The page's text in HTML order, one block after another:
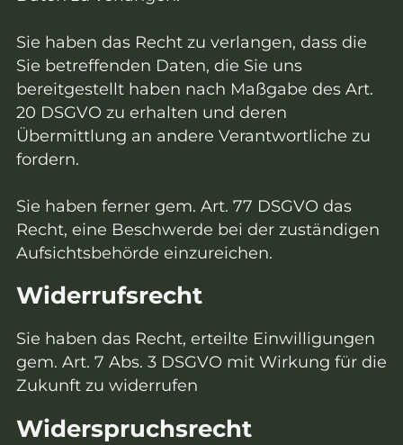
Sie haben das Recht zu verlangen, dass die
Sie betreffenden Daten, die Sie uns
bereitgestellt haben nach Maßgabe des Art.
20 DSGVO zu erhalten und deren
Übermittlung an andere Verantwortliche zu
fordern.
Sie haben ferner gem. Art. 77 DSGVO das
Recht, eine Beschwerde bei der zuständigen
Aufsichtsbehörde einzureichen.
Widerrufsrecht
Sie haben das Recht, erteilte Einwilligungen
gem. Art. 7 Abs. 3 DSGVO mit Wirkung für die
Zukunft zu widerrufen
Widerspruchsrecht